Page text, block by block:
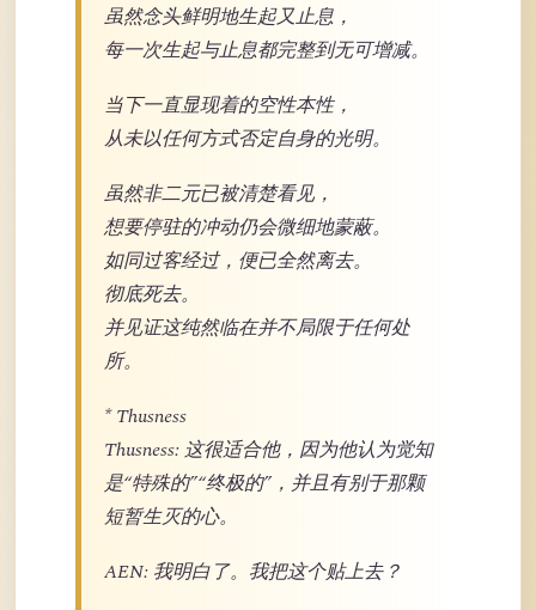
虽然念头鲜明地生起又止息，
每一次生起与止息都完整到无可增减。
当下一直显现着的空性本性，
从未以任何方式否定自身的光明。
虽然非二元已被清楚看见，
想要停驻的冲动仍会微细地蒙蔽。
如同过客经过，便已全然离去。
彻底死去。
并见证这纯然临在并不局限于任何处
所。
* Thusness
Thusness: 这很适合他，因为他认为觉知
是“特殊的”“终极的”，并且有别于那颗
短暂生灭的心。
AEN: 我明白了。我把这个贴上去？